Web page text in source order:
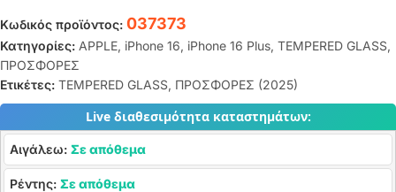
Κωδικός προϊόντος: 037373
Κατηγορίες: APPLE, iPhone 16, iPhone 16 Plus, TEMPERED GLASS,
ΠΡΟΣΦΟΡΕΣ
Ετικέτες: TEMPERED GLASS, ΠΡΟΣΦΟΡΕΣ (2025)
Live διαθεσιμότητα καταστημάτων:
Αιγάλεω: Σε απόθεμα
Ρέντης: Σε απόθεμα